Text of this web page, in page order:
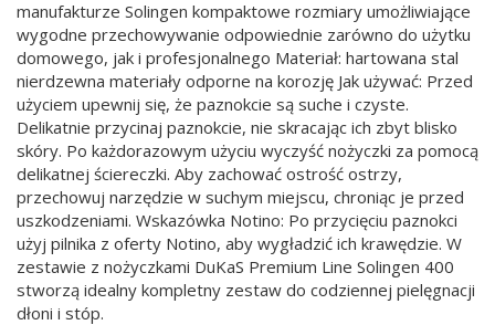
manufakturze Solingen kompaktowe rozmiary umożliwiające
wygodne przechowywanie odpowiednie zarówno do użytku
domowego, jak i profesjonalnego Materiał: hartowana stal
nierdzewna materiały odporne na korozję Jak używać: Przed
użyciem upewnij się, że paznokcie są suche i czyste.
Delikatnie przycinaj paznokcie, nie skracając ich zbyt blisko
skóry. Po każdorazowym użyciu wyczyść nożyczki za pomocą
delikatnej ściereczki. Aby zachować ostrość ostrzy,
przechowuj narzędzie w suchym miejscu, chroniąc je przed
uszkodzeniami. Wskazówka Notino: Po przycięciu paznokci
użyj pilnika z oferty Notino, aby wygładzić ich krawędzie. W
zestawie z nożyczkami DuKaS Premium Line Solingen 400
stworzą idealny kompletny zestaw do codziennej pielęgnacji
dłoni i stóp.